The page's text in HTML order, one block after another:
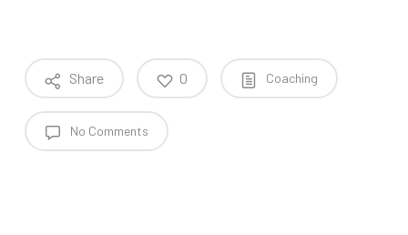
Share 0 Coaching
No Comments